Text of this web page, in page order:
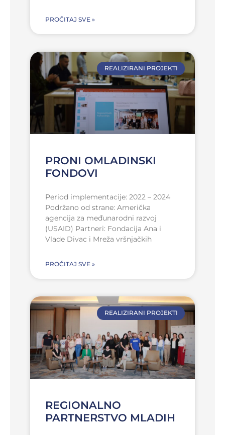
PROČITAJ SVE »
REALIZIRANI PROJEKTI
PRONI OMLADINSKI
FONDOVI
Period implementacije: 2022 – 2024
Podržano od strane: Američka
agencija za međunarodni razvoj
(USAID) Partneri: Fondacija Ana i
Vlade Divac i Mreža vršnjačkih
PROČITAJ SVE »
REALIZIRANI PROJEKTI
REGIONALNO
PARTNERSTVO MLADIH